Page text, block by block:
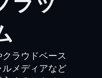
ラウドベース
メディアなど